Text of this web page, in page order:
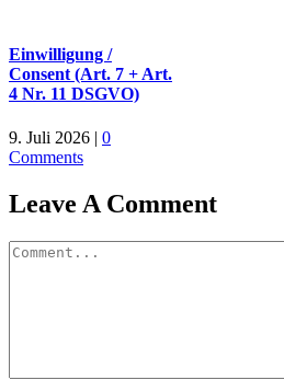
Einwilligung /
Consent (Art. 7 + Art.
4 Nr. 11 DSGVO)
9. Juli 2026 | 0
Comments
Leave A Comment
Comment